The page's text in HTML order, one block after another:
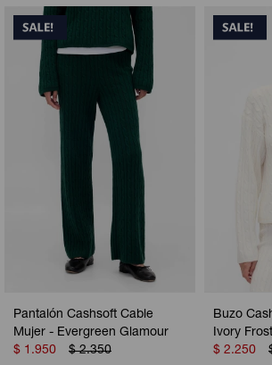
Pantalón Cashsoft Cable
Mujer - Evergreen Glamour
$ 1.950 $ 2.350
Buzo
Ivory Frost
$ 2.250